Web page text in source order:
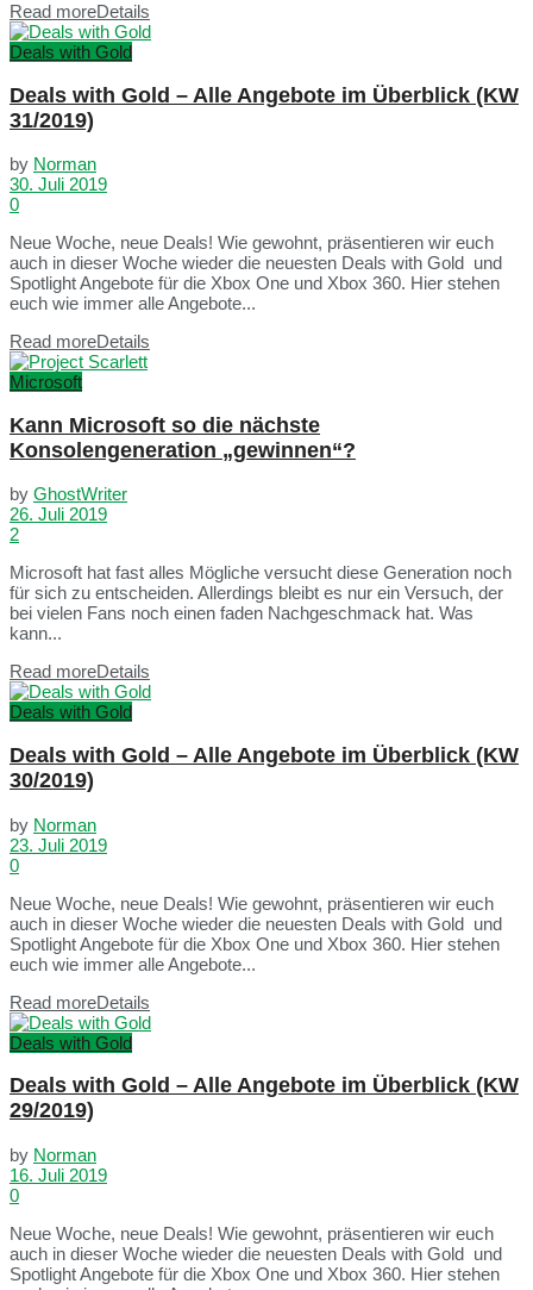
Read moreDetails
Deals with Gold
Deals with Gold – Alle Angebote im Überblick (KW
31/2019)
by Norman
30. Juli 2019
0
Neue Woche, neue Deals! Wie gewohnt, präsentieren wir euch
auch in dieser Woche wieder die neuesten Deals with Gold und
Spotlight Angebote für die Xbox One und Xbox 360. Hier stehen
euch wie immer alle Angebote...
Read moreDetails
Microsoft
Kann Microsoft so die nächste
Konsolengeneration „gewinnen“?
by GhostWriter
26. Juli 2019
2
Microsoft hat fast alles Mögliche versucht diese Generation noch
für sich zu entscheiden. Allerdings bleibt es nur ein Versuch, der
bei vielen Fans noch einen faden Nachgeschmack hat. Was
kann...
Read moreDetails
Deals with Gold
Deals with Gold – Alle Angebote im Überblick (KW
30/2019)
by Norman
23. Juli 2019
0
Neue Woche, neue Deals! Wie gewohnt, präsentieren wir euch
auch in dieser Woche wieder die neuesten Deals with Gold und
Spotlight Angebote für die Xbox One und Xbox 360. Hier stehen
euch wie immer alle Angebote...
Read moreDetails
Deals with Gold
Deals with Gold – Alle Angebote im Überblick (KW
29/2019)
by Norman
16. Juli 2019
0
Neue Woche, neue Deals! Wie gewohnt, präsentieren wir euch
auch in dieser Woche wieder die neuesten Deals with Gold und
Spotlight Angebote für die Xbox One und Xbox 360. Hier stehen